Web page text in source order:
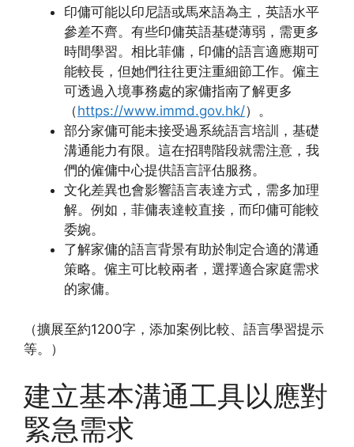
印傭可能以印尼語或馬來語為主，英語水平
參差不齊。有些印傭英語基礎薄弱，需更多
時間學習。相比菲傭，印傭的語言適應期可
能較長，但她們往往更注重細節工作。僱主
可透過入境事務處的家傭指南了解更多
（https://www.immd.gov.hk/）。
部分家傭可能未接受過系統語言培訓，基礎
溝通能力有限。這在招聘階段就需注意，我
們的僱傭中心提供語言評估服務。
文化差異也會影響語言表達方式，需多加理
解。例如，菲傭表達較直接，而印傭可能較
委婉。
了解家傭的語言背景有助於制定合適的溝通
策略。僱主可比較兩者，選擇適合家庭需求
的家傭。
（擴展至約1200字，添加案例比較、語言學習提示
等。）
建立基本溝通工具以應對
緊急需求